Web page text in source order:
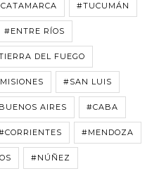
#TUCUMÁN
#ENTRE RÍOS
DEL FUEGO
#SAN LUIS
AIRES #CABA
#MENDOZA
#NÚÑEZ